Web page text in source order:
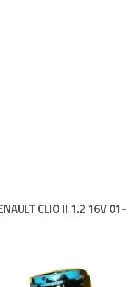
CLIO II 1.2 16V 01-